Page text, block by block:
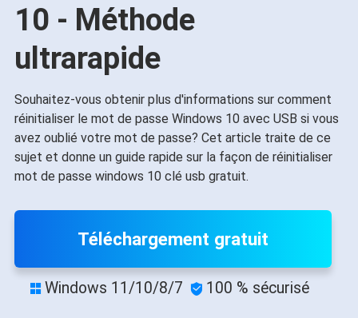
10 - Méthode
ultrarapide
Souhaitez-vous obtenir plus d'informations sur comment
réinitialiser le mot de passe Windows 10 avec USB si vous
avez oublié votre mot de passe? Cet article traite de ce
sujet et donne un guide rapide sur la façon de réinitialiser
mot de passe windows 10 clé usb gratuit.
Téléchargement gratuit
 Windows 11/10/8/7  100 % sécurisé